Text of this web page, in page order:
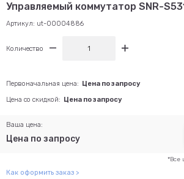
Управляемый коммутатор SNR-
Артикул: ut-00004886
Количество
Ваша цена:
Цена по запросу
Первоначальная цена: Цена по запросу
Цена со скидкой: Цена по запросу
*Все
Как оформить заказ >